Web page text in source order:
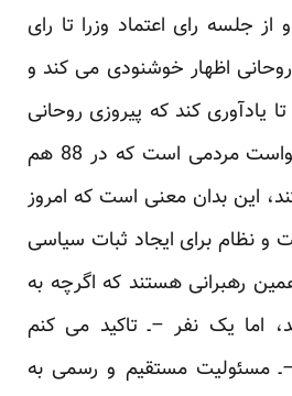
جلسه رای اعتماد وزرا تا رای
اظهار خوشنودی می کند و
تا یادآوری کند که پیروزی روحانی
به بار نشسته شدن خواست مردمی است که در 88 هم
این بدان معنی است که امروز
و نظام برای ایجاد ثبات سیاسی
رهبرانی هستند که اگرچه به
اما یک نفر –ـ تاکید می کنم
مسئولیت مستقیم و رسمی به